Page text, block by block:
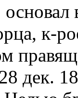
к-
дек.